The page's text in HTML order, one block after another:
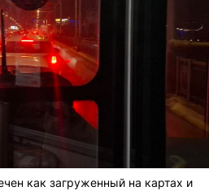
как загруженный на картах и